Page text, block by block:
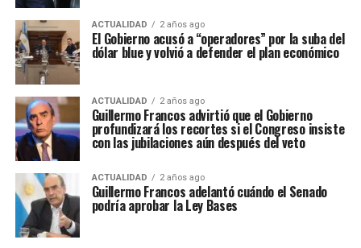
ACTUALIDAD 2 años ago
El Gobierno acusó a “operadores” por la suba del
dólar blue y volvió a defender el plan económico
ACTUALIDAD 2 años ago
Guillermo Francos advirtió que el Gobierno
profundizará los recortes si el Congreso insiste
con las jubilaciones aún después del veto
ACTUALIDAD 2 años ago
Guillermo Francos adelantó cuándo el Senado
podría aprobar la Ley Bases